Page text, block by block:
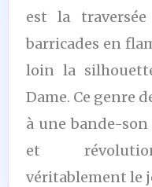
est la
barricades en
loin la
Dame. Ce genre
à une bande-
et
véritablement le